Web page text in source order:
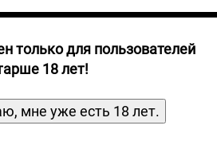
только для пользователей
18 лет!
мне уже есть 18 лет.